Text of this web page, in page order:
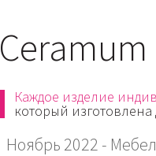
Каждое изделие
который
Ноябрь 2022 -